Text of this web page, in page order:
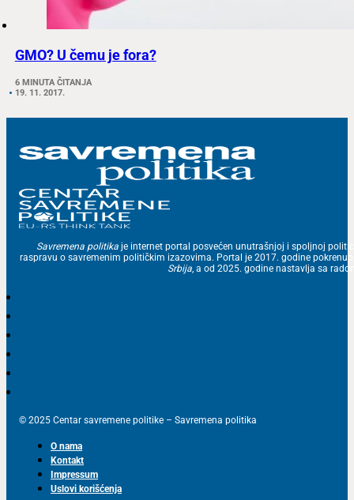
GMO? U čemu je fora?
6 MINUTA ČITANJA
19. 11. 2017.
Savremena politika je internet portal posvećen unutrašnjoj i spoljnoj
raspravu o savremenim političkim izazovima. Portal je 2017. godine
Srbija, a od 2025. godine nastavlja sa
© 2025 Centar savremene politike – Savremena politika
O nama
Kontakt
Impressum
Uslovi korišćenja